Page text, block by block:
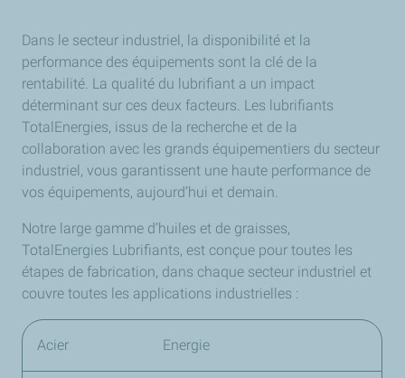
Dans le secteur industriel, la disponibilité et la
performance des équipements sont la clé de la
rentabilité. La qualité du lubrifiant a un impact
déterminant sur ces deux facteurs. Les lubrifiants
TotalEnergies, issus de la recherche et de la
collaboration avec les grands équipementiers du secteur
industriel, vous garantissent une haute performance de
vos équipements, aujourd’hui et demain.
Notre large gamme d’huiles et de graisses,
TotalEnergies Lubrifiants, est conçue pour toutes les
étapes de fabrication, dans chaque secteur industriel et
couvre toutes les applications industrielles :
Acier Energie